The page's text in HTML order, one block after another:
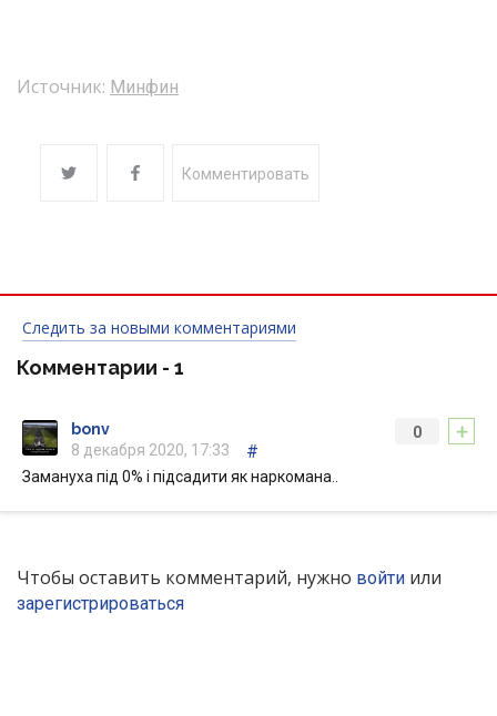
Источник: Минфин
Комментировать
Следить за новыми комментариями
Комментарии - 1
+
0
bonv
8 декабря 2020, 17:33
#
Замануха під 0% і підсадити як наркомана..
Чтобы оставить комментарий, нужно войти или
зарегистрироваться